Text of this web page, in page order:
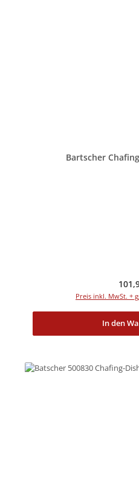
Bartscher
Preis inkl. MwSt. +
In den